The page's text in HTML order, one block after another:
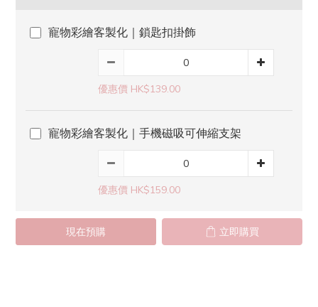
寵物彩繪客製化｜鎖匙扣掛飾
優惠價 HK$139.00
寵物彩繪客製化｜手機磁吸可伸縮支架
優惠價 HK$159.00
現在預購 立即購買